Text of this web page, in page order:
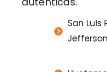
San Luis
Jefferson